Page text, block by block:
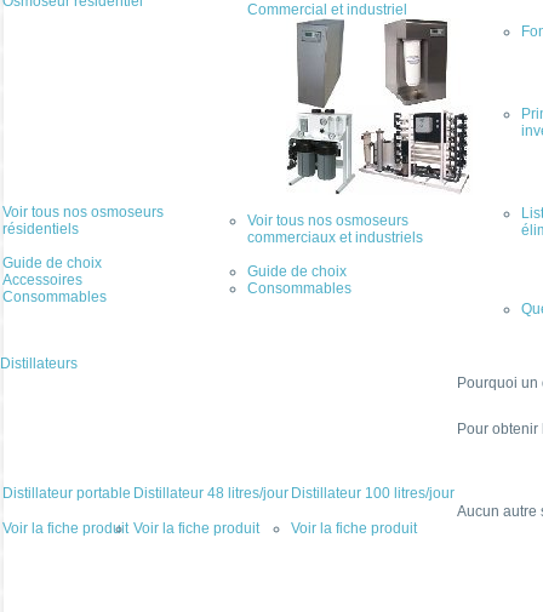
Voir tous nos osmoseurs
résidentiels
Guide de choix
Accessoires
Consommables
Commercial et industriel
Voir tous nos osmoseurs
commerciaux et industriels
Guide de choix
Consommables
Distillateurs
Distillateur portable
Voir la fiche produit
Distillateur 48 litres/jour
Voir la fiche produit
Distillateur 100 litres/jour
Voir la fiche produit
Pourquoi
Pour
Aucun autre